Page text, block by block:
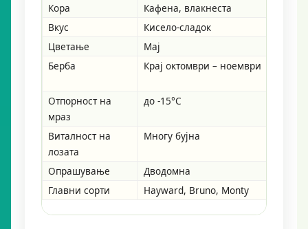
Кора
Кафена, влакнеста
Вкус
Кисело-сладок
Цветање
Мај
Берба
Крај октомври – ноември
Отпорност на
мраз
до -15°C
Виталност на
лозата
Многу бујна
Опрашување Дводомна
Главни сорти
Hayward, Bruno, Monty